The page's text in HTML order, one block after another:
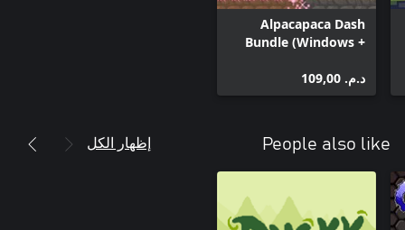
Alpacapaca Dash
Bundle (Windows +
د.م.‏ 109,00
People also like إظهار الكل